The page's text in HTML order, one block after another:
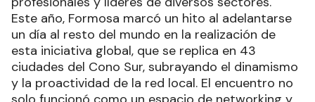
Este año, Formosa marcó un hito al adelantarse
un día al resto del mundo en la realización de
esta iniciativa global, que se replica en 43
ciudades del Cono Sur, subrayando el dinamismo
y la proactividad de la red local. El encuentro no